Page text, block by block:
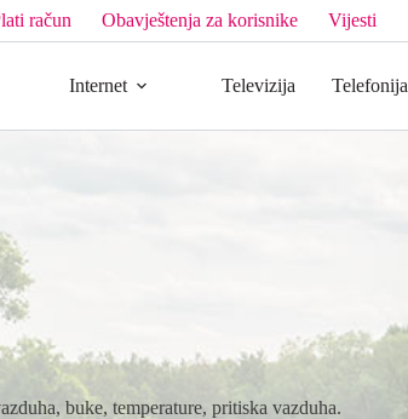
račun Obavještenja za korisnike Vijesti
Internet Televizija Telefonija
buke, temperature, pritiska vazduha.